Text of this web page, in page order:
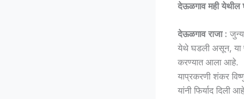
देऊळगाव मही येथील
देऊळगाव राजा :
येथे घडली असून, या
करण्यात आला आहे.
याप्रकरणी शंकर
यांनी फिर्याद दिली